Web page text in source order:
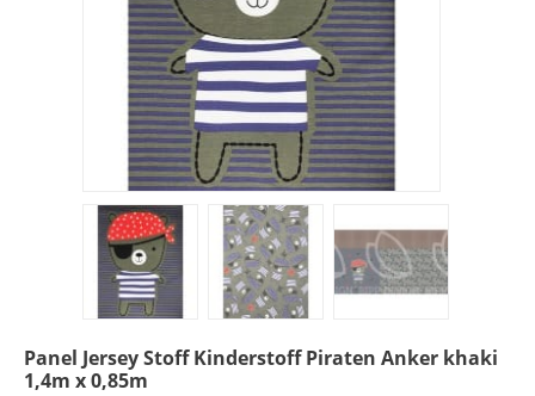
Panel Jersey Stoff Kinderstoff Piraten Anker khaki
1,4m x 0,85m